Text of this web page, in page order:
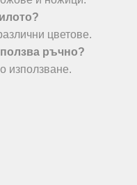
цветове.
ръчно?
използване.